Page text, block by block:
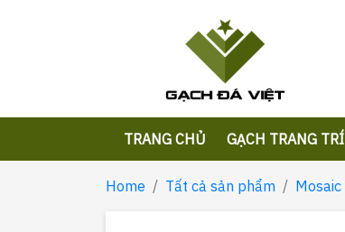
TRANG CHỦ GẠCH TRANG TRÍ
Home Tất cả sản phẩm Mosaic